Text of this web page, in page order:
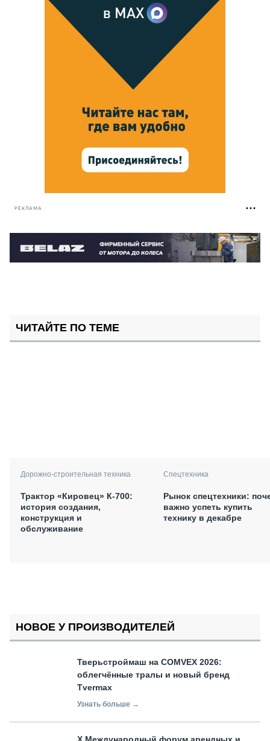
РЕКЛАМА
ЧИТАЙТЕ ПО ТЕМЕ
Дорожно-строительная техника
Трактор «Кировец» К-700:
история создания,
конструкция и
обслуживание
Спецтехника
Рынок спецтехники:
важно успеть купить
технику в декабре
НОВОЕ У ПРОИЗВОДИТЕЛЕЙ
Тверьстроймаш на COMVEX 2026:
облегчённые тралы и новый бренд
Tvermax
Узнать больше →